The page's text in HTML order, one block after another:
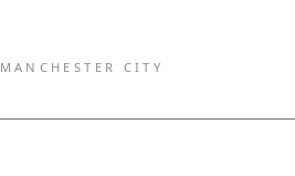
MANCHESTER CITY